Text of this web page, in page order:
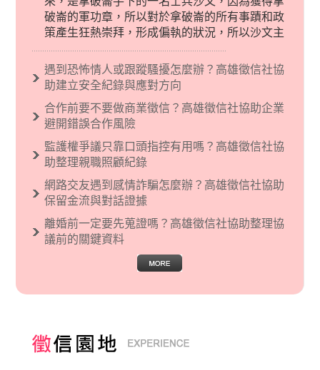
破崙的軍功章，所以對於拿破崙的所有事蹟和政
策產生狂熱崇拜，形成偏執的狀況，所以沙文主
義後來就被拿來暗指偏見和歧視，而且有沙文主
義傾向的人，通常對於自己的國家和民族有超強
烈的卓越感，因而瞧不起其他國家的人，所以沙
現了男性沙文…
遇到恐怖情人或跟蹤騷擾怎麼辦？高雄徵信社協
助建立安全紀錄與應對方向
合作前要不要做商業徵信？高雄徵信社協助企業
避開錯誤合作風險
監護權爭議只靠口頭指控有用嗎？高雄徵信社協
助整理親職照顧紀錄
網路交友遇到感情詐騙怎麼辦？高雄徵信社協助
保留金流與對話證據
離婚前一定要先蒐證嗎？高雄徵信社協助整理協
議前的關鍵資料